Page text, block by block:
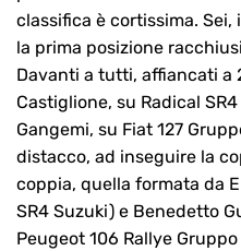
classifica è cortissima.
la prima posizione
Davanti a tutti, affiancati a
Castiglione, su Radical
Gangemi, su Fiat 127
distacco, ad inseguire la
coppia, quella formata da
SR4 Suzuki) e Benedetto
Peugeot 106 Rallye